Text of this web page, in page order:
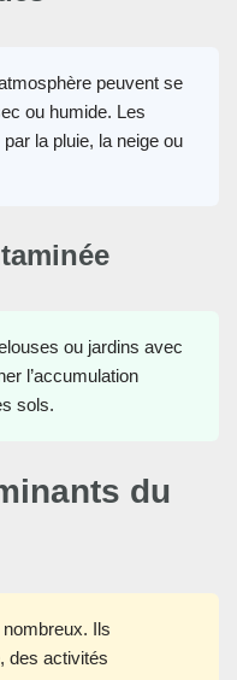
peuvent se
ou humide. Les
la pluie, la neige ou
ou jardins avec
l’accumulation
sols.
du
Ils
des activités